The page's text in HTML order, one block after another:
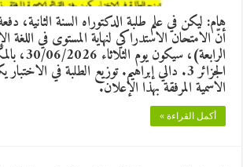
أنّ الامتحان الاستدراكي لنهاية المستوى في اللغة
الرابعة)،
الجزائر 3. دالي إبراهيم. توزيع الطلبة في
الاسمية المرفقة بهذا الإعلان.
أكمل القراءة »